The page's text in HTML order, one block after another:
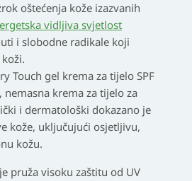
oštećenja kože izazvanih
vidljiva svjetlost
i slobodne radikale koji
Touch gel krema za tijelo SPF
krema za tijelo za
i dermatološki dokazano je
kože, uključujući osjetljivu,
kožu.
pruža visoku zaštitu od UV